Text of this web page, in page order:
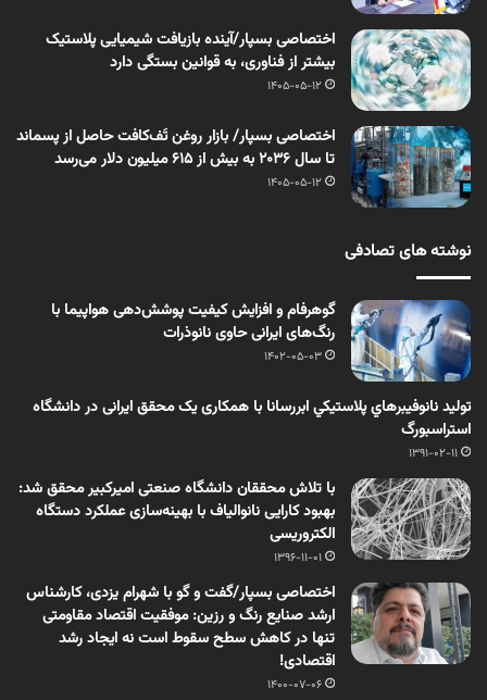
اختصاصی بسپار/آینده بازیافت شیمیایی پلاستیک
بیشتر از فناوری، به قوانین بستگی دارد
1405-05-12
اختصاصی بسپار/ بازار روغن تَف‌کافت حاصل از پسماند
تا سال ۲۰۳۶ به بیش از ۶۱۵ میلیون دلار می‌رسد
1405-05-12
نوشته های تصادفی
گوهرفام و افزایش کیفیت پوشش‌دهی هواپیما با
رنگ‌های ایرانی حاوی نانوذرات
1402-05-03
تولید نانوفيبرهاي پلاستيكي ابررسانا با همکاری یک محقق ایرانی در دانشگاه
استراسبورگ
1391-02-11
با تلاش محققان دانشگاه صنعتی امیرکبیر محقق شد:
بهبود کارایی نانوالیاف با بهینه‌سازی عملکرد دستگاه
الکتروریسی
1396-11-01
اختصاصی بسپار/گفت و گو با شهرام یزدی، کارشناس
ارشد صنایع رنگ و رزین: موفقیت اقتصاد مقاومتی
تنها در کاهش سطح سقوط است نه ایجاد رشد
اقتصادی!
1400-07-06